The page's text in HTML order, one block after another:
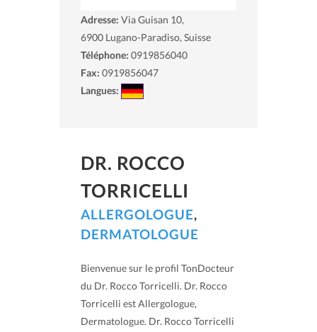
Adresse: Via Guisan 10,
6900 Lugano-Paradiso, Suisse
Téléphone: 0919856040
Fax: 0919856047
Langues:
DR. ROCCO
TORRICELLI
ALLERGOLOGUE,
DERMATOLOGUE
Bienvenue sur le profil TonDocteur
du Dr. Rocco Torricelli. Dr. Rocco
Torricelli est Allergologue,
Dermatologue. Dr. Rocco Torricelli